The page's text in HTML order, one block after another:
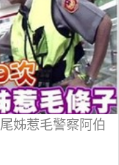
姊惹毛警察阿伯